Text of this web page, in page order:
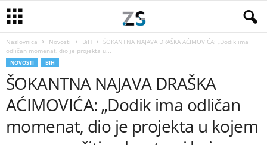
Naslovnica Novosti BiH
ŠOKANTNA NAJAVA DRAŠKA AĆIMOVIĆA: „Dodik ima
odličan momenat, dio je projekta u...
NOVOSTI BIH
ŠOKANTNA NAJAVA DRAŠKA
AĆIMOVIĆA: „Dodik ima odličan
momenat, dio je projekta u kojem